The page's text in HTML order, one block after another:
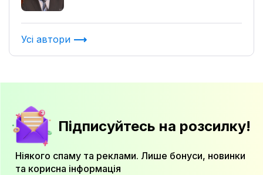
Усі автори
Підписуйтесь на розсилку!
Ніякого спаму та реклами. Лише бонуси, новинки
та корисна інформація